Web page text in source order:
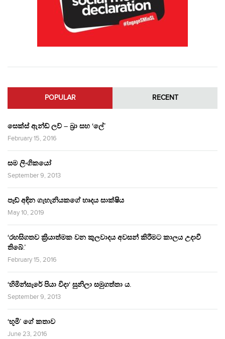
POPULAR RECENT
සෙක්ස් ඇන්ඩ් ලව් – බ්‍රා සහ ‘ලේ’
February 15, 2016
සම ලිංගිකයෝ
September 9, 2013
පෑඩ් අඳින ගැහැනියකගේ හෘදය සාක්ෂිය
May 10, 2019
‘රහසිගතව ක්‍රියාත්මක වන කුලවාදය අවසන් කිරීමට කාලය උදාවී
තිබේ.’
February 15, 2016
‘හිමින්සැරේ පියා විදා‘ සුනිලා සමුගත්තා ය.
September 9, 2013
‘භූමි’ ගේ කතාව
June 23, 2016